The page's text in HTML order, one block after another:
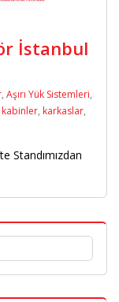
İstanbul
, Aşırı Yük Sistemleri,
kabinler, karkaslar,
Standımızdan